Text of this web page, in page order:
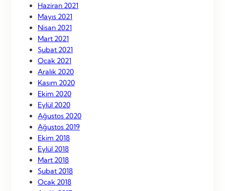
Haziran 2021
Mayıs 2021
Nisan 2021
Mart 2021
Şubat 2021
Ocak 2021
Aralık 2020
Kasım 2020
Ekim 2020
Eylül 2020
Ağustos 2020
Ağustos 2019
Ekim 2018
Eylül 2018
Mart 2018
Şubat 2018
Ocak 2018